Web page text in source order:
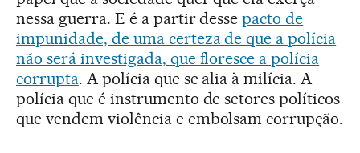
nessa guerra. E é a partir dessepacto de
impunidade, de uma certeza de que a polícia
não será investigada, que floresce a polícia
corrupta. A polícia que se alia à milícia. A
polícia que é instrumento de setores políticos
que vendem violência e embolsam corrupção.